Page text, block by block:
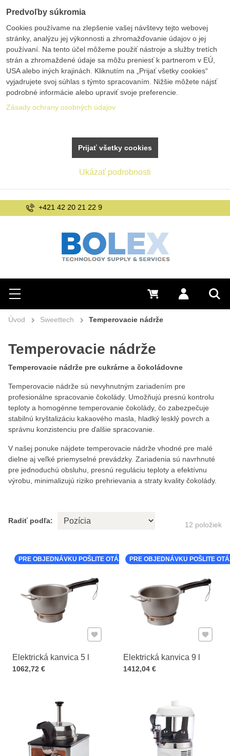
Hľadať
Menu Prihlásiť sa
0 €
info@bolex.sk
Úvod Sweettech Temperovacie nádrže
Temperovacie nádrže
Temperovacie nádrže pre cukrárne a čokoládovne
Temperovacie nádrže sú nevyhnutným zariadením pre
profesionálne spracovanie čokolády. Umožňujú presnú kontrolu
teploty a homogénne temperovanie čokolády, čo zabezpečuje
stabilnú kryštalizáciu kakaového masla, hladký lesklý povrch a
správnu konzistenciu pre ďalšie spracovanie.
V našej ponuke nájdete temperovacie nádrže vhodné pre malé
dielne aj veľké priemyselné prevádzky. Zariadenia sú navrhnuté
pre jednoduchú obsluhu, presnú reguláciu teploty a efektívnu
výrobu, minimalizujú riziko prehrievania a straty kvality čokolády.
Radiť podľa: 12 položiek
Elektrická kanvica 5 l
Cena s DPH
1062,72 €
PRE OBJEDNÁVKU POŠLITE OTÁZKU K PRODUKTU
Pridať k Obľúbeným
Elektrická kanvica 9 l
Cena s DPH
1412,04 €
PRE OBJEDNÁVKU POŠLITE
Pridať
Predvoľby súkromia
Cookies používame na zlepšenie vašej návštevy tejto webovej
stránky, analýzu jej výkonnosti a zhromažďovanie údajov o jej
používaní. Na tento účel môžeme použiť nástroje a služby tretích
strán a zhromaždené údaje sa môžu preniesť k partnerom v EÚ,
USA alebo iných krajinách. Kliknutím na „Prijať všetky cookies“
vyjadrujete svoj súhlas s týmto spracovaním. Nižšie môžete nájsť
podrobné informácie alebo upraviť svoje preferencie.
Zásady ochrany osobných údajov
Ukázať podrobnosti
Prijať všetky cookies